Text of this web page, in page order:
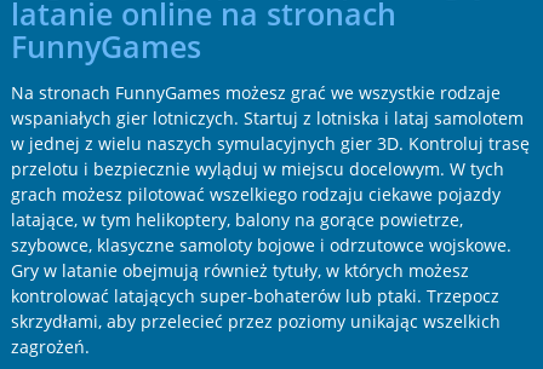
latanie online na stronach
FunnyGames
Na stronach FunnyGames możesz grać we wszystkie rodzaje
wspaniałych gier lotniczych. Startuj z lotniska i lataj samolotem
w jednej z wielu naszych symulacyjnych gier 3D. Kontroluj trasę
przelotu i bezpiecznie wyląduj w miejscu docelowym. W tych
grach możesz pilotować wszelkiego rodzaju ciekawe pojazdy
latające, w tym helikoptery, balony na gorące powietrze,
szybowce, klasyczne samoloty bojowe i odrzutowce wojskowe.
Gry w latanie obejmują również tytuły, w których możesz
kontrolować latających super-bohaterów lub ptaki. Trzepocz
skrzydłami, aby przelecieć przez poziomy unikając wszelkich
zagrożeń.